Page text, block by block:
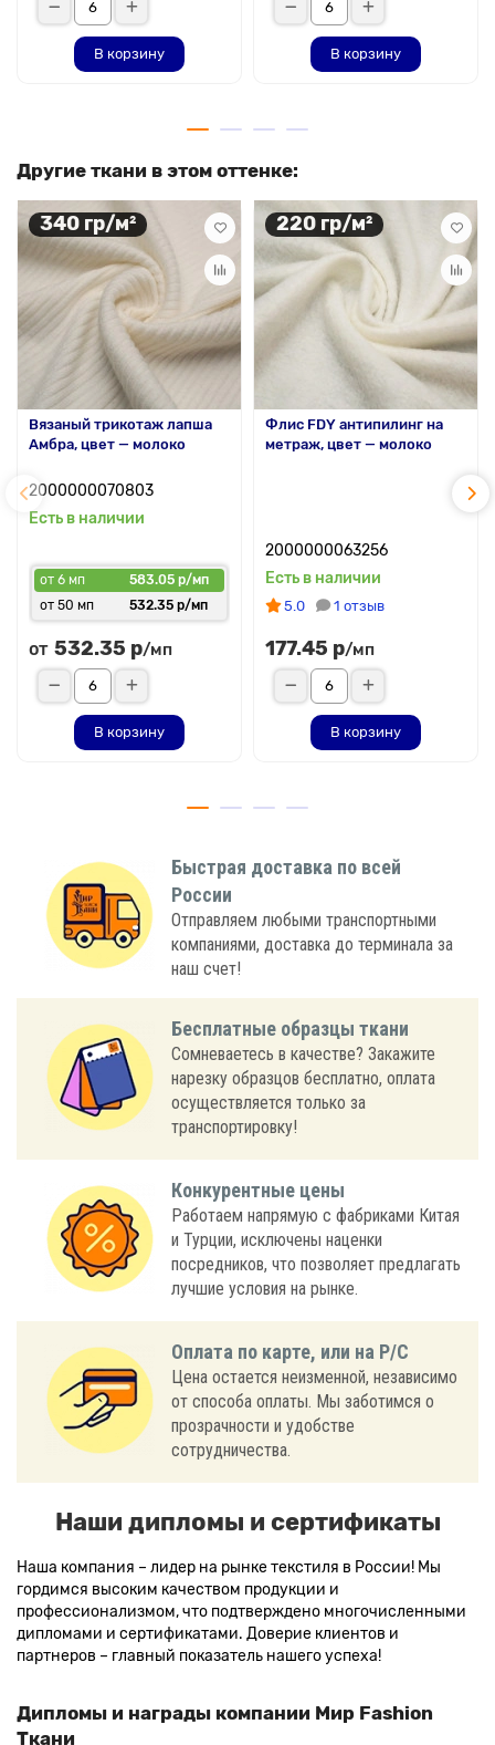
В корзину В корзину
Другие ткани в этом оттенке:
340 гр/м²
Вязаный трикотаж лапша
Амбра, цвет — молоко
2000000070803
Есть в наличии
от 6 мп
583.05 р/мп
от 50 мп
532.35 р/мп
от 532.35 р/мп
В корзину
220 гр/м²
Флис FDY антипилинг на
метраж, цвет — молоко
2000000063256
Есть в наличии
5.0 1 отзыв
177.45 р/мп
В корзину
Быстрая доставка по всей
России
Отправляем любыми транспортными
компаниями, доставка до терминала за
наш счет!
Бесплатные образцы ткани
Сомневаетесь в качестве? Закажите
нарезку образцов бесплатно, оплата
осуществляется только за
транспортировку!
Конкурентные цены
Работаем напрямую с фабриками Китая
и Турции, исключены наценки
посредников, что позволяет предлагать
лучшие условия на рынке.
Оплата по карте, или на Р/С
Цена остается неизменной, независимо
от способа оплаты. Мы заботимся о
прозрачности и удобстве
сотрудничества.
Наши дипломы и сертификаты
Наша компания – лидер на рынке текстиля в России! Мы
гордимся высоким качеством продукции и
профессионализмом, что подтверждено многочисленными
дипломами и сертификатами. Доверие клиентов и
партнеров – главный показатель нашего успеха!
Дипломы и награды компании Мир Fashion
Ткани